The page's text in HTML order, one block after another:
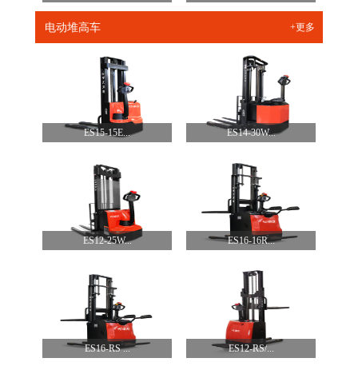
电动堆高车 +更多
ES15-15E... ES14-30W...
ES12-25W... ES16-16R...
ES16-RS ... ES12-RS/...